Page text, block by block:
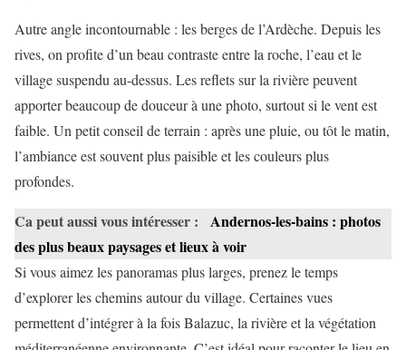
Autre angle incontournable : les berges de l’Ardèche. Depuis les
rives, on profite d’un beau contraste entre la roche, l’eau et le
village suspendu au-dessus. Les reflets sur la rivière peuvent
apporter beaucoup de douceur à une photo, surtout si le vent est
faible. Un petit conseil de terrain : après une pluie, ou tôt le matin,
l’ambiance est souvent plus paisible et les couleurs plus
profondes.
Ca peut aussi vous intéresser :
Andernos-les-bains : photos
des plus beaux paysages et lieux à voir
Si vous aimez les panoramas plus larges, prenez le temps
d’explorer les chemins autour du village. Certaines vues
permettent d’intégrer à la fois Balazuc, la rivière et la végétation